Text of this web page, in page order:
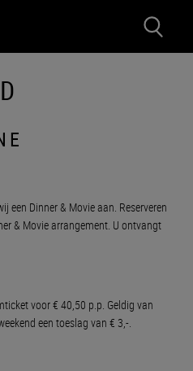
een Dinner & Movie aan. Reserveren
& Movie arrangement. U ontvangt
voor € 40,50 p.p. Geldig van
een toeslag van € 3,-.